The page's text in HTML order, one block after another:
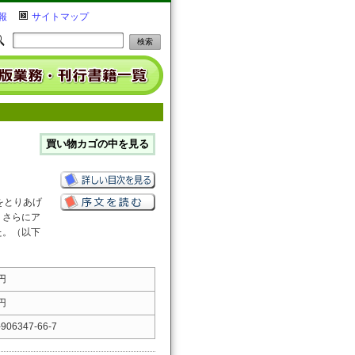
サイトマップ
とりあげ
らにア
。（以下
66-7